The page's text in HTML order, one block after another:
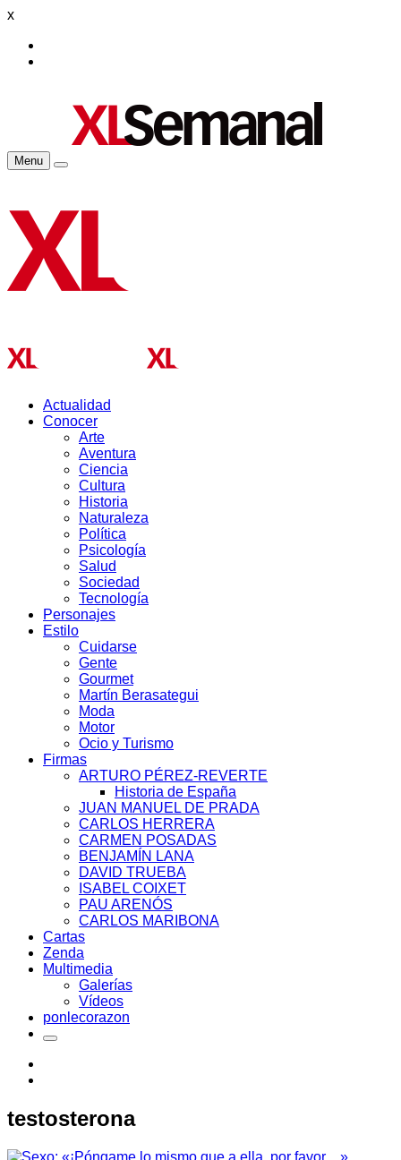
x
Menu
Actualidad
Conocer
Arte
Aventura
Ciencia
Cultura
Historia
Naturaleza
Política
Psicología
Salud
Sociedad
Tecnología
Personajes
Estilo
Cuidarse
Gente
Gourmet
Martín Berasategui
Moda
Motor
Ocio y Turismo
Firmas
ARTURO PÉREZ-REVERTE
Historia de España
JUAN MANUEL DE PRADA
CARLOS HERRERA
CARMEN POSADAS
BENJAMÍN LANA
DAVID TRUEBA
ISABEL COIXET
PAU ARENÓS
CARLOS MARIBONA
Cartas
Zenda
Multimedia
Galerías
Vídeos
ponlecorazon
testosterona